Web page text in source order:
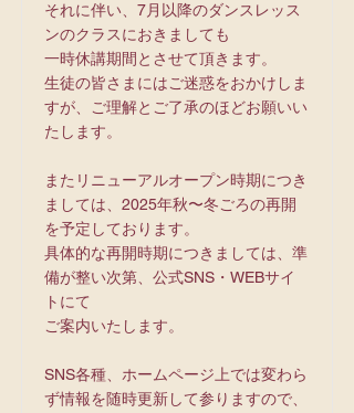
それに伴い、7月以降のダンスレッス
ンのクラスにおきましても
一時休講期間とさせて頂きます。
生徒の皆さまにはご迷惑をおかけしま
すが、ご理解とご了承のほどお願いい
たします。
またリニューアルオープン時期につき
ましては、2025年秋〜冬ごろの再開
を予定しております。
具体的な再開時期につきましては、準
備が整い次第、公式SNS・WEBサイ
トにて
ご案内いたします。
SNS各種、ホームページ上では変わら
ず情報を随時更新して参りますので、